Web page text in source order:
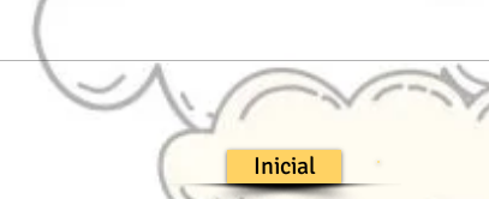
Curso de Pintura a Óleo: por
que dominar essa técnica
transforma sua percepção
artística
Inicial